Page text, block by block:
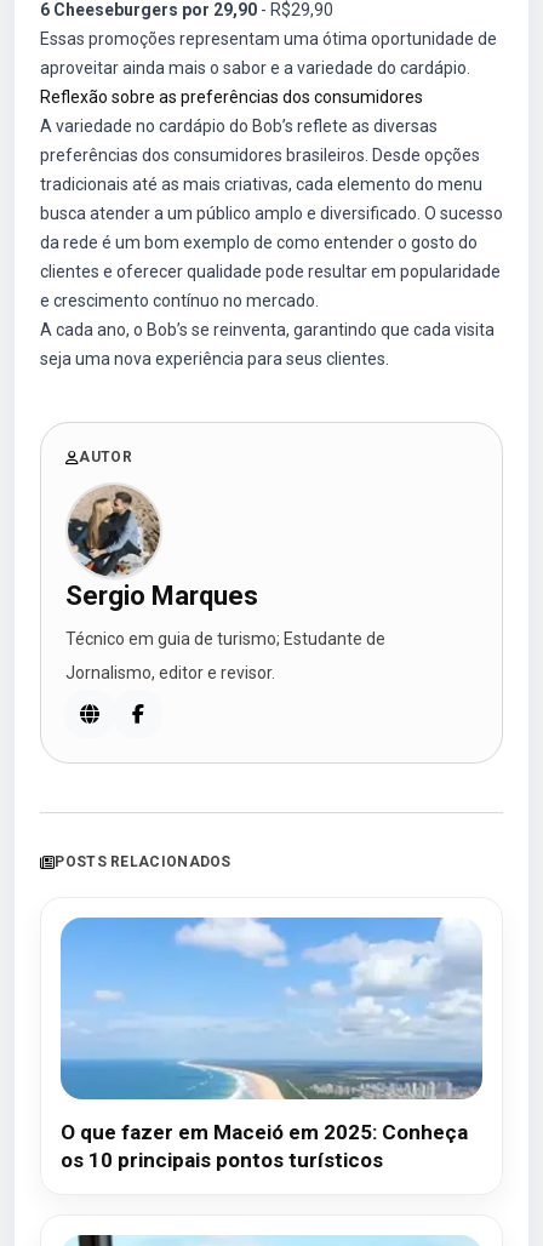
6 Cheeseburgers por 29,90 - R$29,90
Essas promoções representam uma ótima oportunidade de
aproveitar ainda mais o sabor e a variedade do cardápio.
Reflexão sobre as preferências dos consumidores
A variedade no cardápio do Bob’s reflete as diversas
preferências dos consumidores brasileiros. Desde opções
tradicionais até as mais criativas, cada elemento do menu
busca atender a um público amplo e diversificado. O sucesso
da rede é um bom exemplo de como entender o gosto do
clientes e oferecer qualidade pode resultar em popularidade
e crescimento contínuo no mercado.
A cada ano, o Bob’s se reinventa, garantindo que cada visita
seja uma nova experiência para seus clientes.
AUTOR
Sergio Marques
Técnico em guia de turismo; Estudante de
Jornalismo, editor e revisor.
POSTS RELACIONADOS
O que fazer em Maceió em 2025: Conheça
os 10 principais pontos turísticos